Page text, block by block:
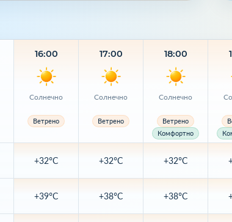
16:00
Солнечно
Ветрено
+32°C
+39°C
17:00
Солнечно
Ветрено
+32°C
+38°C
18:00
Солнечно
Ветрено
Комфортно
+32°C
+38°C